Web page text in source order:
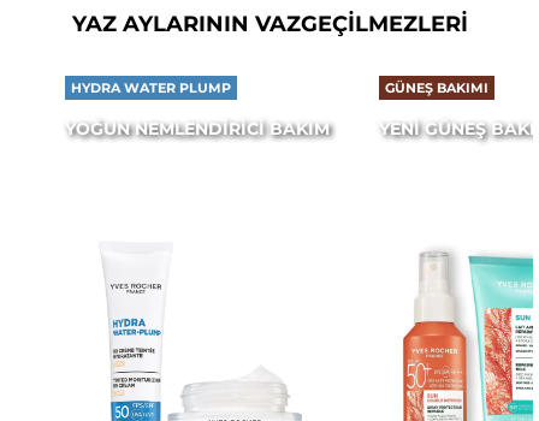
YAZ AYLARININ VAZGEÇILMEZLERI
HYDRA WATER PLUMP
YOĞUN NEMLENDIRICI BAKIM
GÜNEŞ BAKIMI
YENI GÜNEŞ